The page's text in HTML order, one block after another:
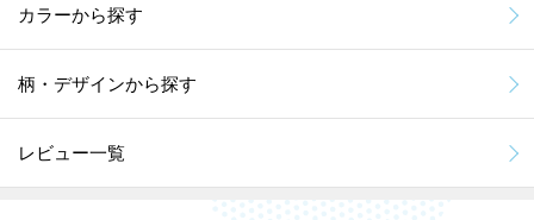
カラーから探す
柄・デザインから探す
レビュー一覧